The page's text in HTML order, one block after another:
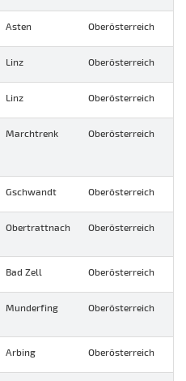
Asten Oberösterreich
Linz Oberösterreich
Linz Oberösterreich
Marchtrenk Oberösterreich
Gschwandt Oberösterreich
Obertrattnach Oberösterreich
Bad Zell Oberösterreich
Munderfing Oberösterreich
Arbing Oberösterreich